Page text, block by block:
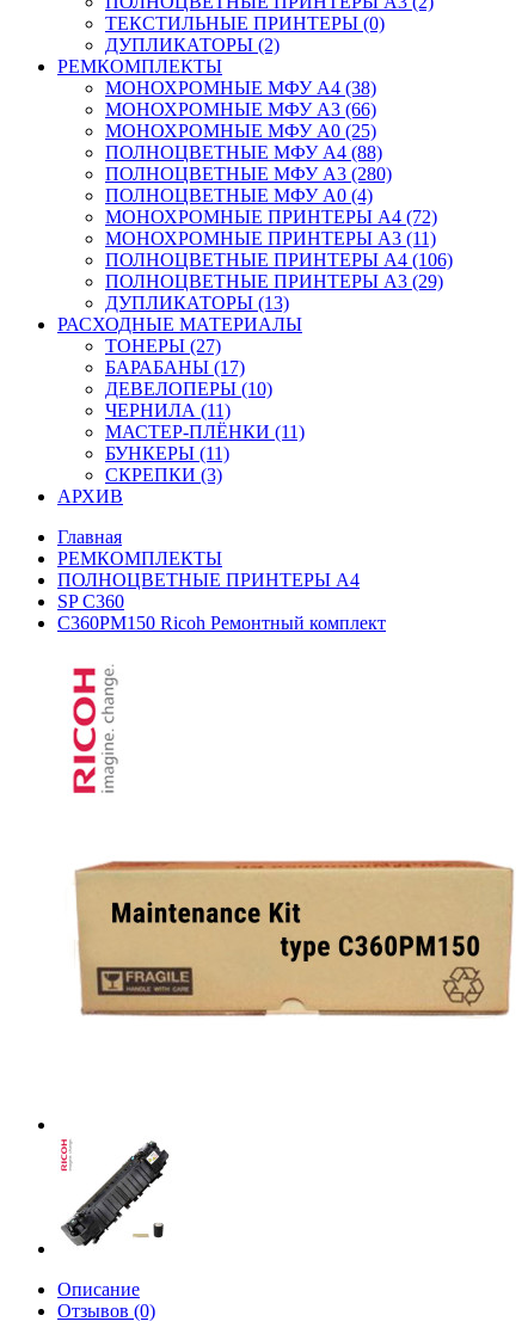
ТЕКСТИЛЬНЫЕ ПРИНТЕРЫ (0)
ДУПЛИКАТОРЫ (2)
РЕМКОМПЛЕКТЫ
МОНОХРОМНЫЕ МФУ А4 (38)
МОНОХРОМНЫЕ МФУ А3 (66)
МОНОХРОМНЫЕ МФУ А0 (25)
ПОЛНОЦВЕТНЫЕ МФУ А4 (88)
ПОЛНОЦВЕТНЫЕ МФУ А3 (280)
ПОЛНОЦВЕТНЫЕ МФУ А0 (4)
МОНОХРОМНЫЕ ПРИНТЕРЫ А4 (72)
МОНОХРОМНЫЕ ПРИНТЕРЫ А3 (11)
ПОЛНОЦВЕТНЫЕ ПРИНТЕРЫ А4 (106)
ПОЛНОЦВЕТНЫЕ ПРИНТЕРЫ А3 (29)
ДУПЛИКАТОРЫ (13)
РАСХОДНЫЕ МАТЕРИАЛЫ
ТОНЕРЫ (27)
БАРАБАНЫ (17)
ДЕВЕЛОПЕРЫ (10)
ЧЕРНИЛА (11)
МАСТЕР-ПЛЁНКИ (11)
БУНКЕРЫ (11)
СКРЕПКИ (3)
АРХИВ
Главная
РЕМКОМПЛЕКТЫ
ПОЛНОЦВЕТНЫЕ ПРИНТЕРЫ А4
SP C360
C360PM150 Ricoh Ремонтный комплект
Описание
Отзывов (0)